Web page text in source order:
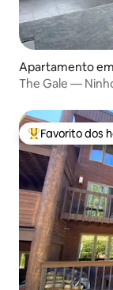
Apartamento
The Gale —
Favoritos dos
Favorito dos